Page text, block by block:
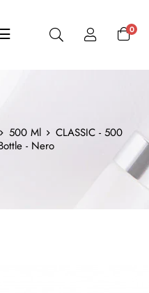
navigazione
☰ 0
500 Ml
CLASSIC - 500
- Nero